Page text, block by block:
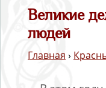
Великие
людей
Главная ›